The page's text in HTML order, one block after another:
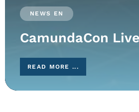
NEWS EN
CamundaCon
READ MORE ...